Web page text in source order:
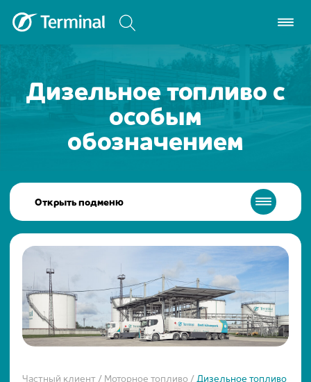
Дизельное топливо с
особым
обозначением
Открыть подменю
Частный клиент/Моторное топливо/Дизельное топливо